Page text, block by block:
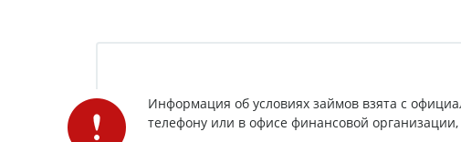
Информация об условиях займов взята с
телефону или в офисе финансовой организации,